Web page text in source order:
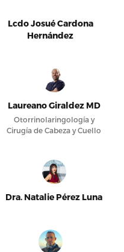
Lcdo Josué Cardona
Hernández
Laureano Giraldez MD
Otorrinolaringología y
Cirugía de Cabeza y Cuello
Dra. Natalie Pérez Luna